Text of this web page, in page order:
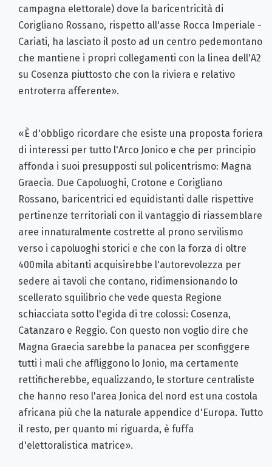
campagna elettorale) dove la baricentricità di
Corigliano Rossano, rispetto all'asse Rocca Imperiale -
Cariati, ha lasciato il posto ad un centro pedemontano
che mantiene i propri collegamenti con la linea dell'A2
su Cosenza piuttosto che con la riviera e relativo
entroterra afferente».
«È d'obbligo ricordare che esiste una proposta foriera
di interessi per tutto l'Arco Jonico e che per principio
affonda i suoi presupposti sul policentrismo: Magna
Graecia. Due Capoluoghi, Crotone e Corigliano
Rossano, baricentrici ed equidistanti dalle rispettive
pertinenze territoriali con il vantaggio di riassemblare
aree innaturalmente costrette al prono servilismo
verso i capoluoghi storici e che con la forza di oltre
400mila abitanti acquisirebbe l'autorevolezza per
sedere ai tavoli che contano, ridimensionando lo
scellerato squilibrio che vede questa Regione
schiacciata sotto l'egida di tre colossi: Cosenza,
Catanzaro e Reggio. Con questo non voglio dire che
Magna Graecia sarebbe la panacea per sconfiggere
tutti i mali che affliggono lo Jonio, ma certamente
rettificherebbe, equalizzando, le storture centraliste
che hanno reso l'area Jonica del nord est una costola
africana più che la naturale appendice d'Europa. Tutto
il resto, per quanto mi riguarda, è fuffa
d'elettoralistica matrice».